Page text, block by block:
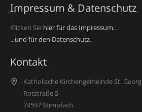
Impressum & Datenschutz
Klicken Sie hier für das Impressum...
...und für den Datenschutz.
Kontakt
Katholische Kirchengemeinde St. Georg
Rotstraße 5
74597 Stimpfach